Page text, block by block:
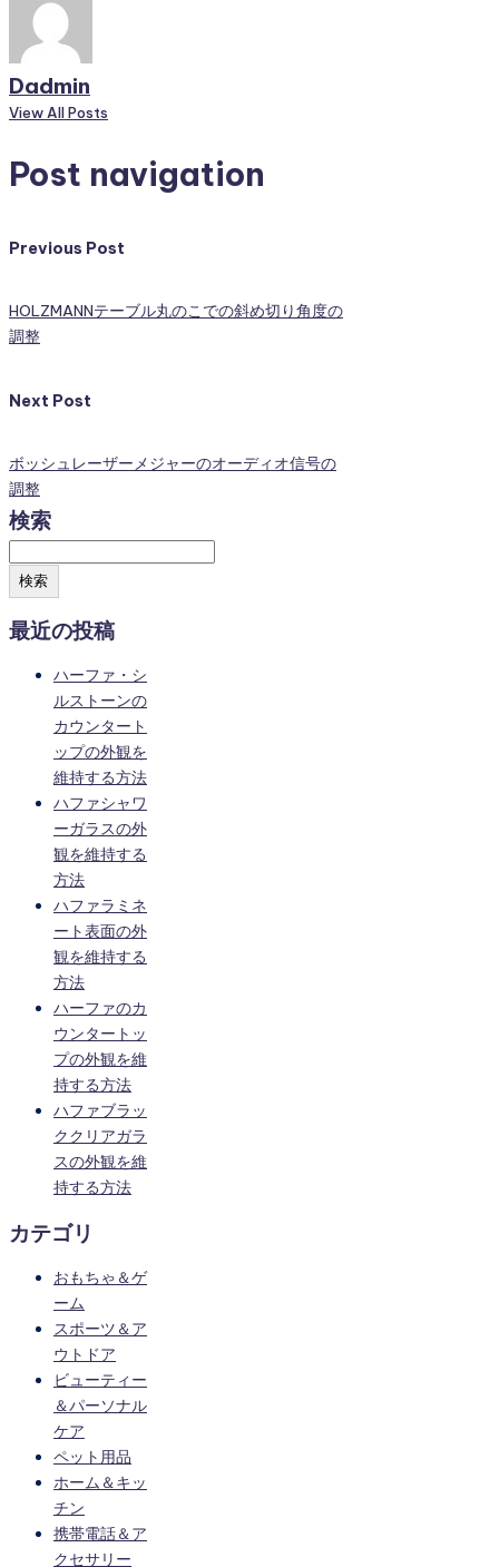
Dadmin
View All Posts
Post navigation
Previous Post
HOLZMANNテーブル丸のこでの斜め切り角度の
調整
Next Post
ボッシュレーザーメジャーのオーディオ信号の
調整
検索
検索
最近の投稿
ハーファ・シ
ルストーンの
カウンタート
ップの外観を
維持する方法
ハファシャワ
ーガラスの外
観を維持する
方法
ハファラミネ
ート表面の外
観を維持する
方法
ハーファのカ
ウンタートッ
プの外観を維
持する方法
ハファブラッ
ククリアガラ
スの外観を維
持する方法
カテゴリ
おもちゃ＆ゲ
ーム
スポーツ＆ア
ウトドア
ビューティー
＆パーソナル
ケア
ペット用品
ホーム＆キッ
チン
携帯電話＆ア
クセサリー